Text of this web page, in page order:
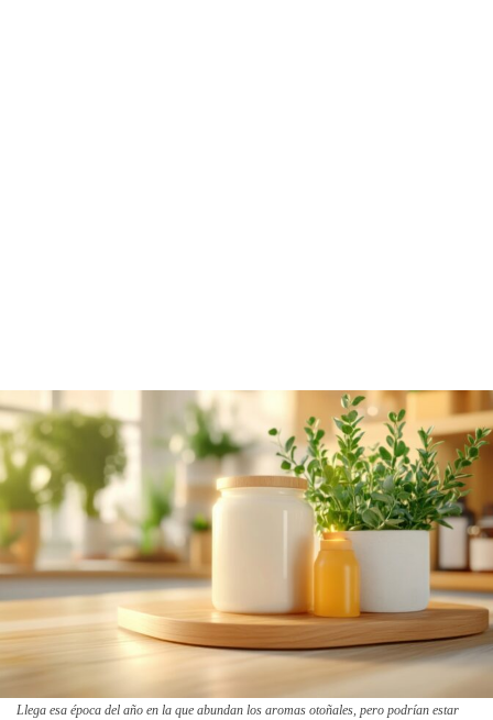
Llega esa época del año en la que abundan los aromas otoñales, pero podrían estar